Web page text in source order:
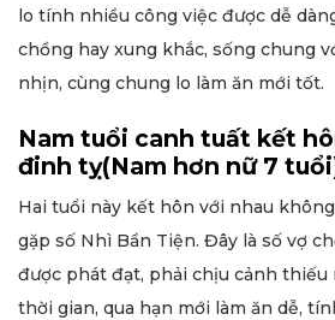
lo tính nhiều công việc được dễ
chồng hay xung khắc, sống chung
nhịn, cùng chung lo làm ăn mới tốt.
Nam tuổi canh tuất kết
đinh tỵ(Nam hơn nữ 7
Hai tuổi này kết hôn với nhau
gặp số Nhì Bần Tiện. Đây là số vợ
được phát đạt, phải chịu cảnh
thời gian, qua hạn mới làm ăn dễ,